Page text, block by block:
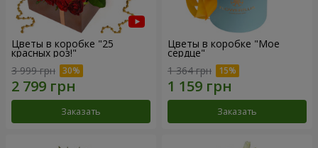
Цветы в коробке "25
красных роз!"
3 999 грн
Заказать
Цветы в коробке "Мое
сердце"
1 364 грн
Заказать